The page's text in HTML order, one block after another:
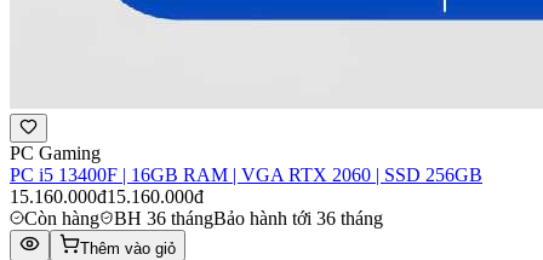
PC Gaming
PC i5 13400F | 16GB RAM | VGA RTX 2060 | SSD 256GB
15.160.000đ15.160.000đ
Còn hàng
BH 36 thángBảo hành tới 36 tháng
Thêm vào giỏ